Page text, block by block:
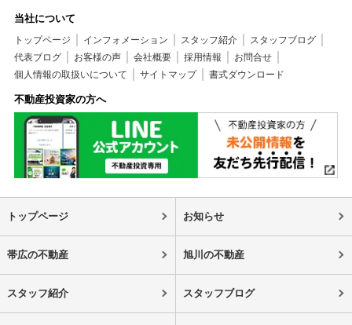
当社について
トップページ インフォメーション スタッフ紹介
スタッフブログ
代表ブログ
お客様の声 会社概要 採用情報
お問合せ
個人情報の取扱いについて
サイトマップ 書式ダウンロード
不動産投資家の方へ
トップページ お知らせ
帯広の不動産 旭川の不動産
スタッフ紹介 スタッフブログ